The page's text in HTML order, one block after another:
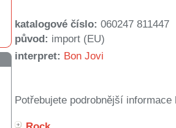
katalogové číslo: 060247 811447
původ: import (EU)
interpret: Bon Jovi
Potřebujete podrobnější